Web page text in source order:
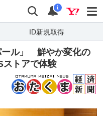
検索 通知
i
ID新規取得
ール」 鮮やか変化の
ストアで体験